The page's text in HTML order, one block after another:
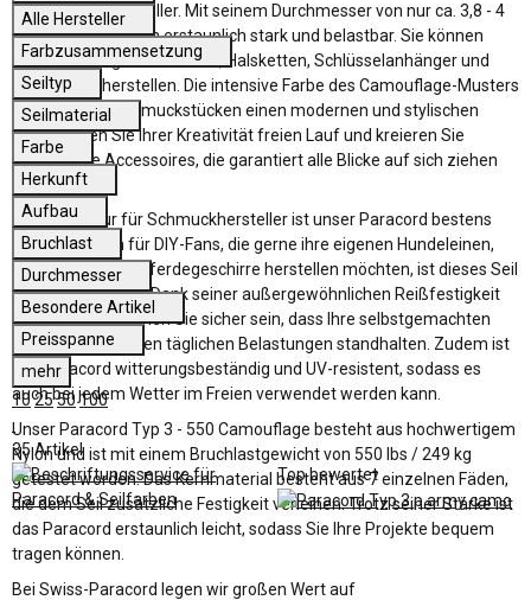
für Schmuckhersteller. Mit seinem Durchmesser von nur ca. 3,8 - 4
mm ist es trotzdem erstaunlich stark und belastbar. Sie können
daraus trendige Armbänder, Halsketten, Schlüsselanhänger und
vieles mehr herstellen. Die intensive Farbe des Camouflage-Musters
verleiht Ihren Schmuckstücken einen modernen und stylischen
Look. Lassen Sie Ihrer Kreativität freien Lauf und kreieren Sie
einzigartige Accessoires, die garantiert alle Blicke auf sich ziehen
werden.
Aber nicht nur für Schmuckhersteller ist unser Paracord bestens
geeignet. Auch für DIY-Fans, die gerne ihre eigenen Hundeleinen,
Halsbänder oder Pferdegeschirre herstellen möchten, ist dieses Seil
die perfekte Wahl. Dank seiner außergewöhnlichen Reißfestigkeit
und Stabilität können Sie sicher sein, dass Ihre selbstgemachten
Tieraccessoires den täglichen Belastungen standhalten. Zudem ist
das Paracord witterungsbeständig und UV-resistent, sodass es
auch bei jedem Wetter im Freien verwendet werden kann.
Unser Paracord Typ 3 - 550 Camouflage besteht aus hochwertigem
Nylon und ist mit einem Bruchlastgewicht von 550 lbs / 249 kg
getestet worden. Das Kernmaterial besteht aus 7 einzelnen Fäden,
die dem Seil zusätzliche Festigkeit verleihen. Trotz seiner Stärke ist
das Paracord erstaunlich leicht, sodass Sie Ihre Projekte bequem
tragen können.
Bei Swiss-Paracord legen wir großen Wert auf
Alle Hersteller
Farbzusammensetzung
Seiltyp
Seilmaterial
Farbe
Herkunft
Aufbau
Bruchlast
Durchmesser
Besondere Artikel
Preisspanne
mehr
10 2550 100
35 Artikel
Top bewertet